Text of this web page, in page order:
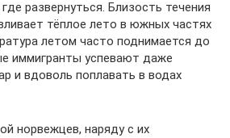
развернуться. Близость течения
тёплое лето в южных частях
летом часто поднимается до
иммигранты успевают даже
и вдоволь поплавать в водах
норвежцев, наряду с их